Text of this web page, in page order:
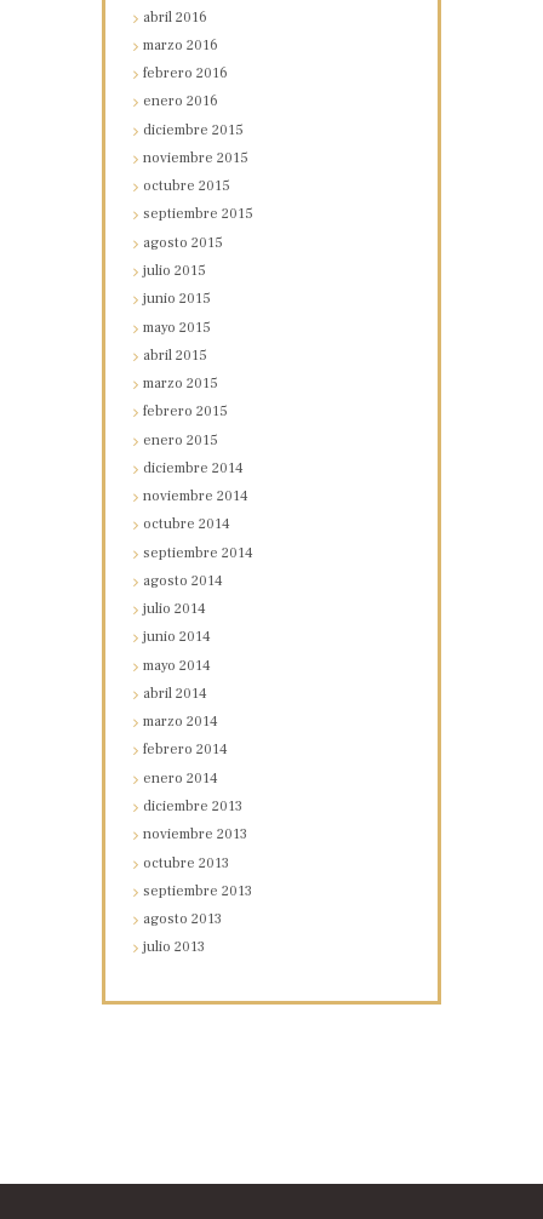
abril2016
marzo2016
febrero2016
enero2016
diciembre2015
noviembre2015
octubre2015
septiembre2015
agosto2015
julio2015
junio2015
mayo2015
abril2015
marzo2015
febrero2015
enero2015
diciembre2014
noviembre2014
octubre2014
septiembre2014
agosto2014
julio2014
junio2014
mayo2014
abril2014
marzo2014
febrero2014
enero2014
diciembre2013
noviembre2013
octubre2013
septiembre2013
agosto2013
julio2013